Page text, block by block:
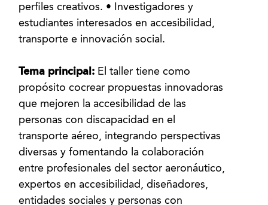
perfiles creativos. • Investigadores y
estudiantes interesados en accesibilidad,
transporte e innovación social.
Tema principal: El taller tiene como
propósito cocrear propuestas innovadoras
que mejoren la accesibilidad de las
personas con discapacidad en el
transporte aéreo, integrando perspectivas
diversas y fomentando la colaboración
entre profesionales del sector aeronáutico,
expertos en accesibilidad, diseñadores,
entidades sociales y personas con